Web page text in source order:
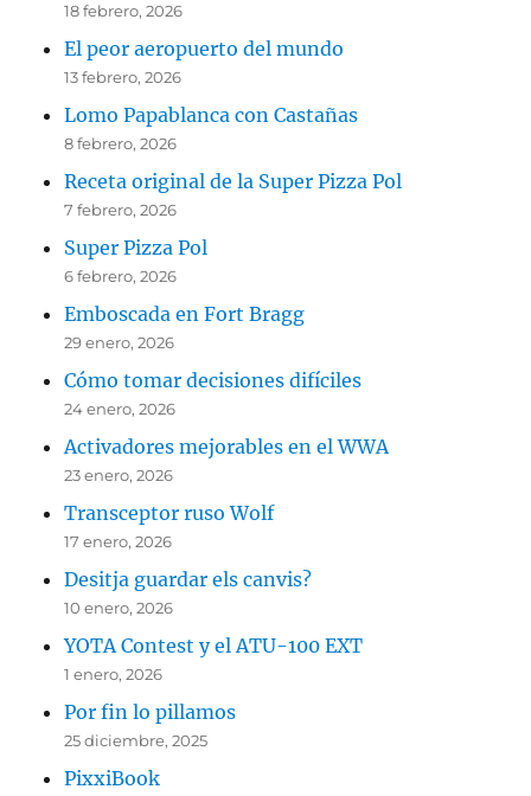
18 febrero, 2026
El peor aeropuerto del mundo
13 febrero, 2026
Lomo Papablanca con Castañas
8 febrero, 2026
Receta original de la Super Pizza Pol
7 febrero, 2026
Super Pizza Pol
6 febrero, 2026
Emboscada en Fort Bragg
29 enero, 2026
Cómo tomar decisiones difíciles
24 enero, 2026
Activadores mejorables en el WWA
23 enero, 2026
Transceptor ruso Wolf
17 enero, 2026
Desitja guardar els canvis?
10 enero, 2026
YOTA Contest y el ATU-100 EXT
1 enero, 2026
Por fin lo pillamos
25 diciembre, 2025
PixxiBook